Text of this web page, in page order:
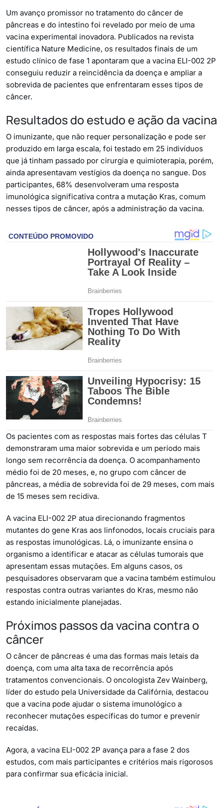
Um avanço promissor no tratamento do câncer de
pâncreas e do intestino foi revelado por meio de uma
vacina experimental inovadora. Publicados na revista
científica Nature Medicine, os resultados finais de um
estudo clínico de fase 1 apontaram que a vacina ELI-002 2P
conseguiu reduzir a reincidência da doença e ampliar a
sobrevida de pacientes que enfrentaram esses tipos de
câncer.
Resultados do estudo e ação da vacina
O imunizante, que não requer personalização e pode ser
produzido em larga escala, foi testado em 25 indivíduos
que já tinham passado por cirurgia e quimioterapia, porém,
ainda apresentavam vestígios da doença no sangue. Dos
participantes, 68% desenvolveram uma resposta
imunológica significativa contra a mutação Kras, comum
nesses tipos de câncer, após a administração da vacina.
Os pacientes com as respostas mais fortes das células T
demonstraram uma maior sobrevida e um período mais
longo sem recorrência da doença. O acompanhamento
médio foi de 20 meses, e, no grupo com câncer de
pâncreas, a média de sobrevida foi de 29 meses, com mais
de 15 meses sem recidiva.
A vacina ELI-002 2P atua direcionando fragmentos
mutantes do gene Kras aos linfonodos, locais cruciais para
as respostas imunológicas. Lá, o imunizante ensina o
organismo a identificar e atacar as células tumorais que
apresentam essas mutações. Em alguns casos, os
pesquisadores observaram que a vacina também estimulou
respostas contra outras variantes do Kras, mesmo não
estando inicialmente planejadas.
Próximos passos da vacina contra o
câncer
O câncer de pâncreas é uma das formas mais letais da
doença, com uma alta taxa de recorrência após
tratamentos convencionais. O oncologista Zev Wainberg,
líder do estudo pela Universidade da Califórnia, destacou
que a vacina pode ajudar o sistema imunológico a
reconhecer mutações específicas do tumor e prevenir
recaídas.
Agora, a vacina ELI-002 2P avança para a fase 2 dos
estudos, com mais participantes e critérios mais rigorosos
para confirmar sua eficácia inicial.